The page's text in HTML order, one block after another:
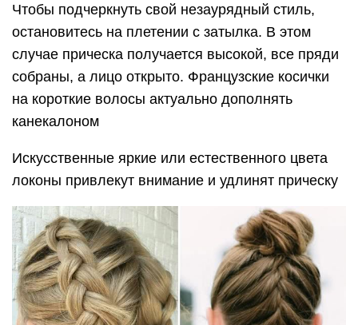
Чтобы подчеркнуть свой незаурядный стиль,
остановитесь на плетении с затылка. В этом
случае прическа получается высокой, все пряди
собраны, а лицо открыто. Французские косички
на короткие волосы актуально дополнять
канекалоном
Искусственные яркие или естественного цвета
локоны привлекут внимание и удлинят прическу